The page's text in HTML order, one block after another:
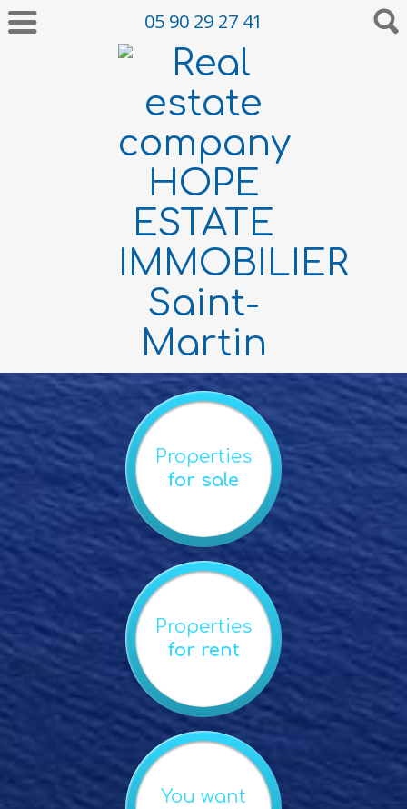
05 90 29 27 41
Properties
for sale
Properties
for rent
You want